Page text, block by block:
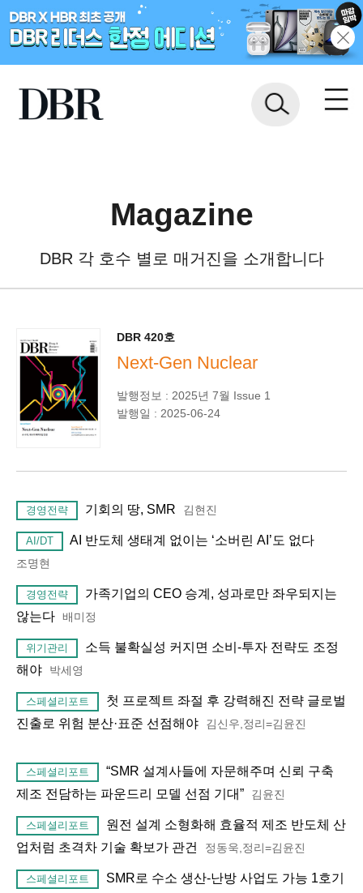
Magazine
DBR 각 호수 별로 매거진을 소개합니다
DBR 420호
Next-Gen Nuclear
발행정보 : 2025년 7월 Issue 1
발행일 : 2025-06-24
경영전략 기회의 땅, SMR 김현진
AI/DT AI 반도체 생태계 없이는 ‘소버린 AI’도 없다
조명현
경영전략
가족기업의 CEO 승계, 성과로만 좌우되지는
않는다 배미정
위기관리
소득 불확실성 커지면 소비-투자 전략도 조정
해야
박세영
스페셜리포트
첫 프로젝트 좌절 후 강력해진 전략 글로벌
진출로 위험 분산·표준 선점해야
김신우,정리=김윤진
스페셜리포트
“SMR 설계사들에 자문해주며 신뢰 구축
제조 전담하는 파운드리 모델 선점 기대”
김윤진
스페셜리포트
원전 설계 소형화해 효율적 제조 반도체 산
업처럼 초격차 기술 확보가 관건
정동욱,정리=김윤진
스페셜리포트
SMR로 수소 생산-난방 사업도 가능 1호기